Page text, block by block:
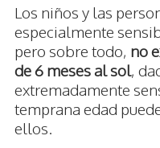
Los niños y las
especialmente
pero sobre todo, no
de 6 meses al sol,
extremadamente
temprana edad
ellos.